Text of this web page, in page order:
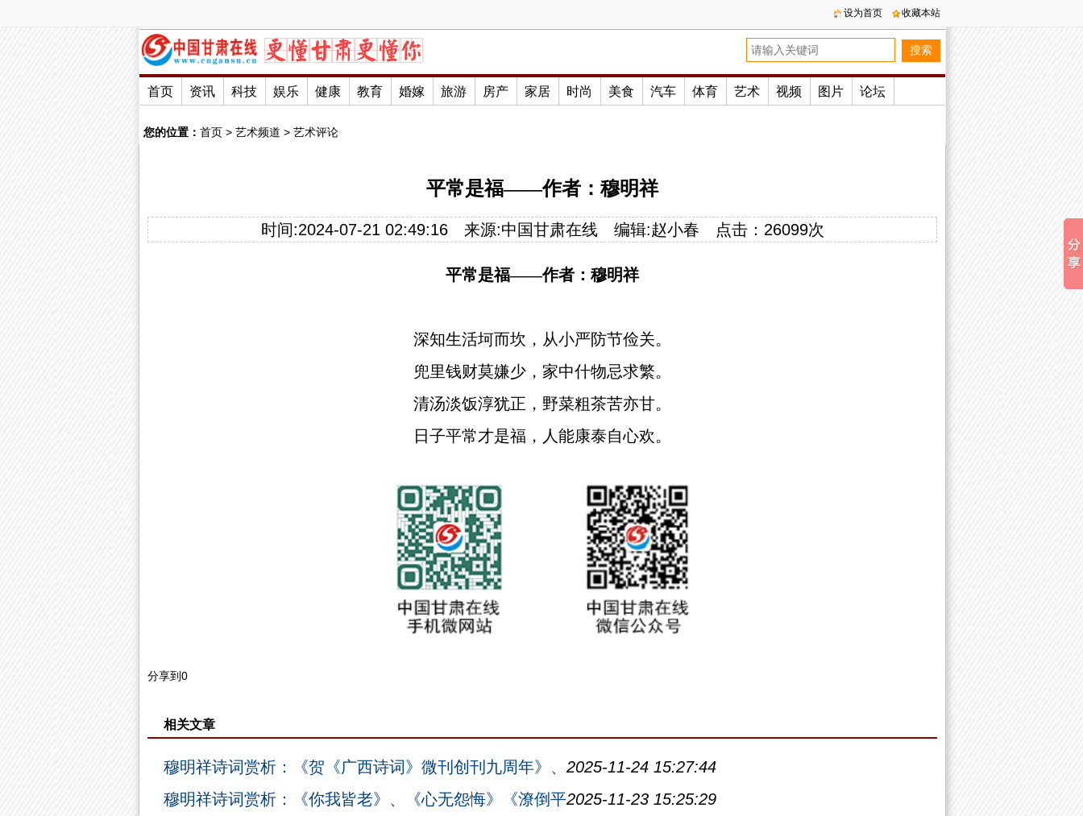
设为首页 收藏本站
首页 资讯 科技 娱乐 健康 教育 婚嫁 旅游 房产 家居 时尚 美食 汽车 体育 艺术 视频 图片 论坛
您的位置： 首页 > 艺术频道 > 艺术评论
平常是福——作者：穆明祥
时间:2024-07-21 02:49:16 来源:中国甘肃在线 编辑:赵小春 点击： 26099次
平常是福——作者： 穆明祥
深知生活坷而坎，从小严防节俭关。
兜里钱财莫嫌少，家中什物忌求繁。
清汤淡饭淳犹正，野菜粗茶苦亦甘。
日子平常才是福，人能康泰自心欢。
分享到0
相关文章
穆明祥诗词赏析：《贺《广西诗词》微刊创刊九周年》、 2025-11-24 15:27:44
穆明祥诗词赏析：《你我皆老》、《心无怨悔》《潦倒平2025-11-23 15:25:29